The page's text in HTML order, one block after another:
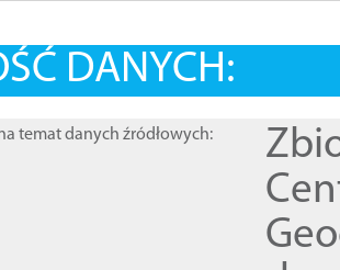
DANYCH:
temat danych źródłowych: